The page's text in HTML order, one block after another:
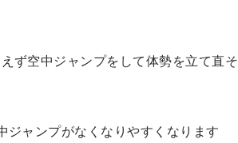
ず空中ジャンプをして体勢を立て直そ
ャンプがなくなりやすくなります